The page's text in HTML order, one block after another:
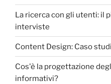
La ricerca con gli utenti: il
interviste
Content Design: Caso
Cos'è la progettazione
informativi?